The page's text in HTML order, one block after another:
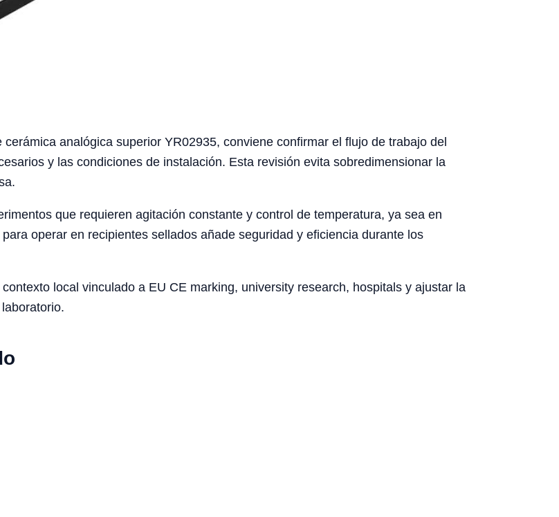
analógica superior YR02935, conviene confirmar el flujo de trabajo del
y las condiciones de instalación. Esta revisión evita sobredimensionar la
que requieren agitación constante y control de temperatura, ya sea en
operar en recipientes sellados añade seguridad y eficiencia durante los
local vinculado a EU CE marking, university research, hospitals y ajustar la